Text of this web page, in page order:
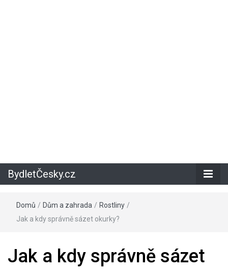
BydletČesky.cz
Domů / Dům a zahrada / Rostliny /
Jak a kdy správně sázet okurky?
Jak a kdy správně sázet